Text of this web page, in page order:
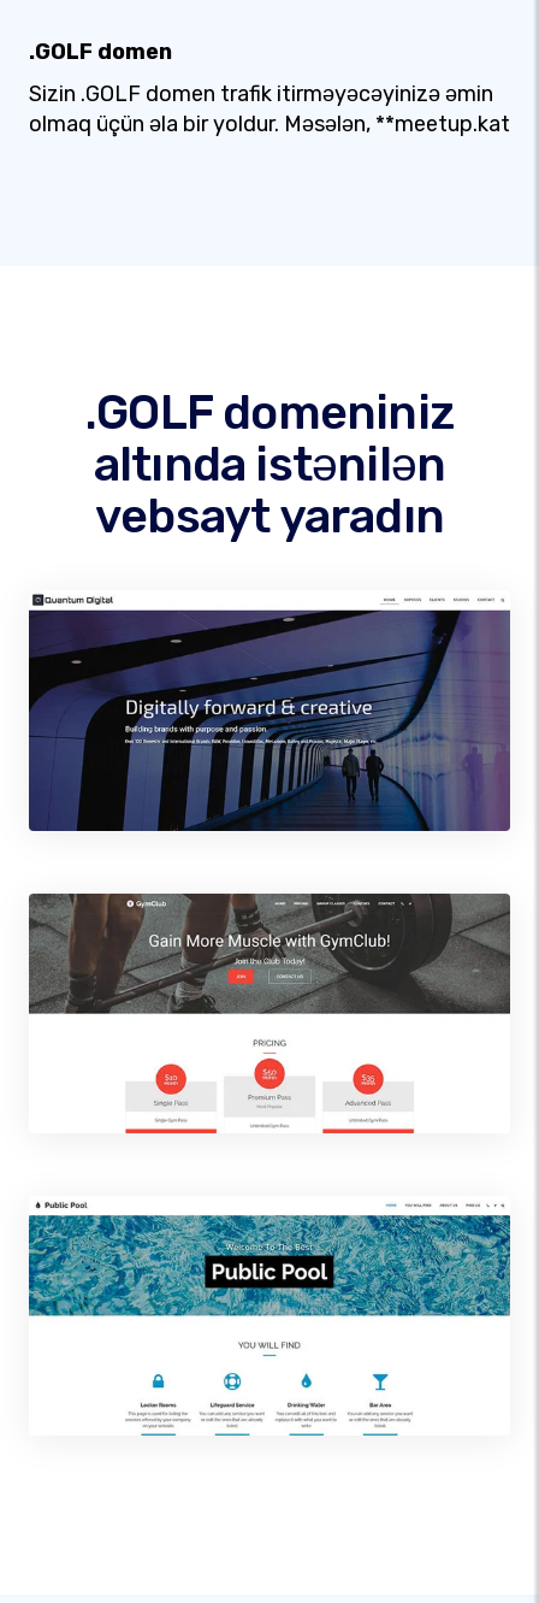
.GOLF domen
Sizin .GOLF domen trafik itirməyəcəyinizə əmin
olmaq üçün əla bir yoldur. Məsələn, **meetup.kat
.GOLF domeniniz
altında istənilən
vebsayt yaradın